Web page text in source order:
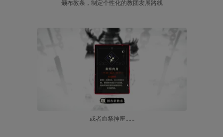
颁布教条，制定个性化的教团发展路线
或者血祭神座……